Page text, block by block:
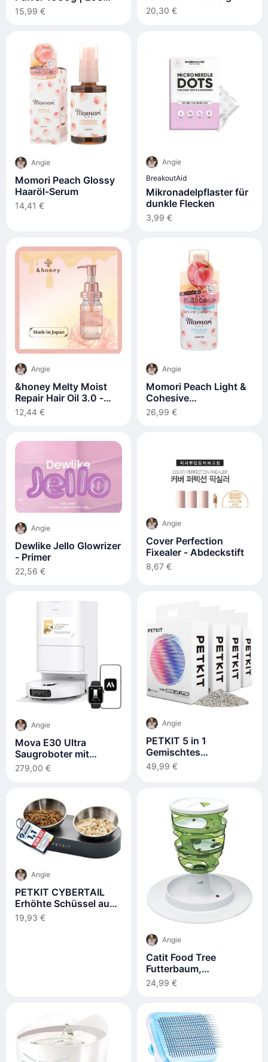
Portionen -
geschmacklos
15,99 €
Hochreines Myo-
Inositol Pulver
20,30 €
Angie
Momori Peach Glossy
Haaröl-Serum
14,41 €
Angie
BreakoutAid
Mikronadelpflaster für
dunkle Flecken
3,99 €
Angie
&honey Melty Moist
Repair Hair Oil 3.0 -
Haaröl
12,44 €
Angie
Momori Peach Light &
Cohesive
Haarpflegemilch
26,99 €
Angie
Dewlike Jello Glowrizer
- Primer
22,56 €
Angie
Cover Perfection
Fixealer - Abdeckstift
8,67 €
Angie
Mova E30 Ultra
Saugroboter mit
Wischfunktion
279,00 €
Angie
PETKIT 5 in 1
Gemischtes
Katzenstreu, Spülbar,
Geruchsfrei,
49,99 €
Angie
PETKIT CYBERTAIL
Erhöhte Schüssel aus
Edelstahl
19,93 €
Angie
Catit Food Tree
Futterbaum,
Beschäftigungsspiel
für Katzen
24,99 €